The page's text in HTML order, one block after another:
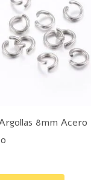
8mm Acero